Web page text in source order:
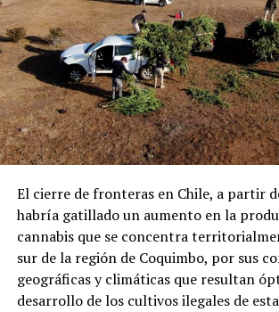
El cierre de fronteras en Chile, a partir
habría gatillado un aumento en la
cannabis que se concentra
sur de la región de Coquimbo, por sus
geográficas y climáticas que resultan
desarrollo de los cultivos ilegales de